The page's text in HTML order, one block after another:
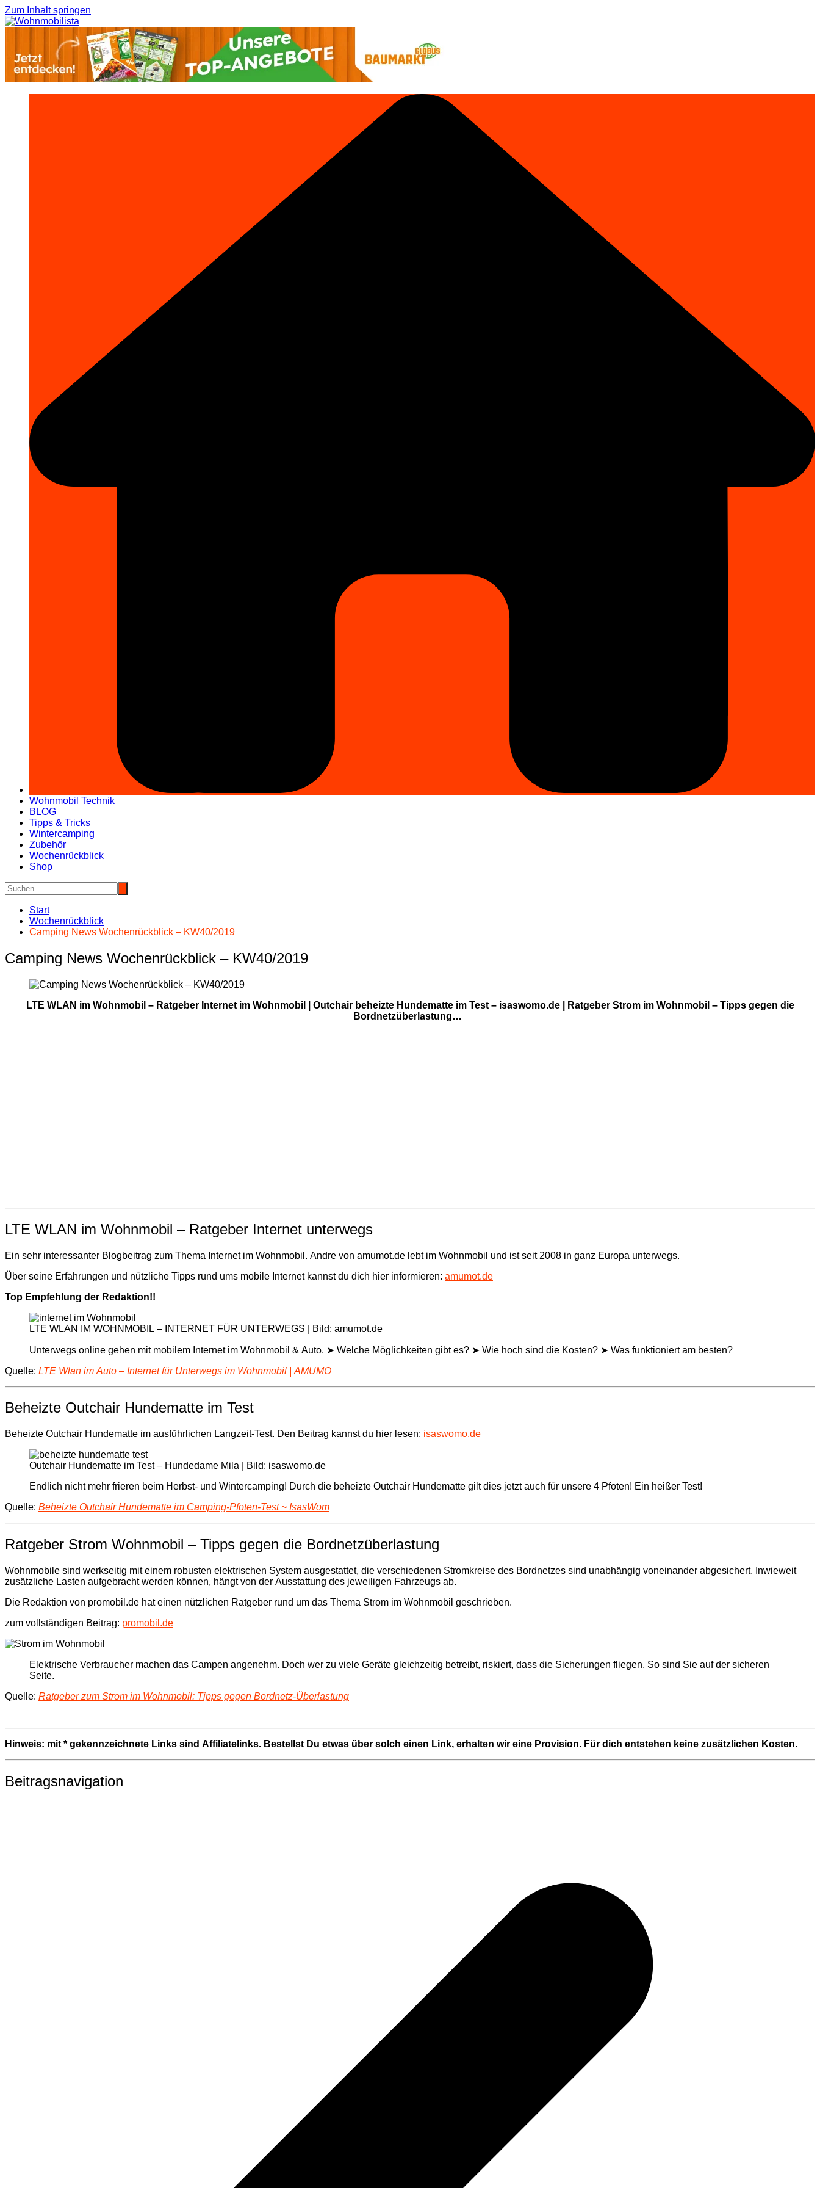
Zum Inhalt springen
Wohnmobil Technik
BLOG
Tipps & Tricks
Wintercamping
Zubehör
Wochenrückblick
Shop
Start
Wochenrückblick
Camping News Wochenrückblick – KW40/2019
Camping News Wochenrückblick – KW40/2019
LTE WLAN im Wohnmobil – Ratgeber Internet im Wohnmobil | Outchair beheizte Hundematte im Test – isaswomo.de | Ratgeber Strom im Wohnmobil – Tipps gegen die
Bordnetzüberlastung…
LTE WLAN im Wohnmobil – Ratgeber Internet unterwegs
Ein sehr interessanter Blogbeitrag zum Thema Internet im Wohnmobil. Andre von amumot.de lebt im Wohnmobil und ist seit 2008 in ganz Europa unterwegs.
Über seine Erfahrungen und nützliche Tipps rund ums mobile Internet kannst du dich hier informieren: amumot.de
Top Empfehlung der Redaktion!!
LTE WLAN IM WOHNMOBIL – INTERNET FÜR UNTERWEGS | Bild: amumot.de
Unterwegs online gehen mit mobilem Internet im Wohnmobil & Auto. ➤ Welche Möglichkeiten gibt es? ➤ Wie hoch sind die Kosten? ➤ Was funktioniert am besten?
Quelle: LTE Wlan im Auto – Internet für Unterwegs im Wohnmobil | AMUMO
Beheizte Outchair Hundematte im Test
Beheizte Outchair Hundematte im ausführlichen Langzeit-Test. Den Beitrag kannst du hier lesen: isaswomo.de
Outchair Hundematte im Test – Hundedame Mila | Bild: isaswomo.de
Endlich nicht mehr frieren beim Herbst- und Wintercamping! Durch die beheizte Outchair Hundematte gilt dies jetzt auch für unsere 4 Pfoten! Ein heißer Test!
Quelle: Beheizte Outchair Hundematte im Camping-Pfoten-Test ~ IsasWom
Ratgeber Strom Wohnmobil – Tipps gegen die Bordnetzüberlastung
Wohnmobile sind werkseitig mit einem robusten elektrischen System ausgestattet, die verschiedenen Stromkreise des Bordnetzes sind unabhängig voneinander abgesichert. Inwieweit
zusätzliche Lasten aufgebracht werden können, hängt von der Ausstattung des jeweiligen Fahrzeugs ab.
Die Redaktion von promobil.de hat einen nützlichen Ratgeber rund um das Thema Strom im Wohnmobil geschrieben.
zum vollständigen Beitrag: promobil.de
Elektrische Verbraucher machen das Campen angenehm. Doch wer zu viele Geräte gleichzeitig betreibt, riskiert, dass die Sicherungen fliegen. So sind Sie auf der sicheren
Seite.
Quelle: Ratgeber zum Strom im Wohnmobil: Tipps gegen Bordnetz-Überlastung
Hinweis: mit * gekennzeichnete Links sind Affiliatelinks. Bestellst Du etwas über solch einen Link, erhalten wir eine Provision. Für dich entstehen keine zusätzlichen Kosten.
Beitragsnavigation